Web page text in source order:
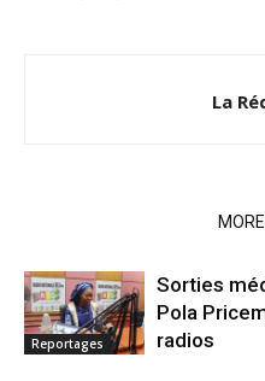
La
Reportages
Sorties
Pola
radios